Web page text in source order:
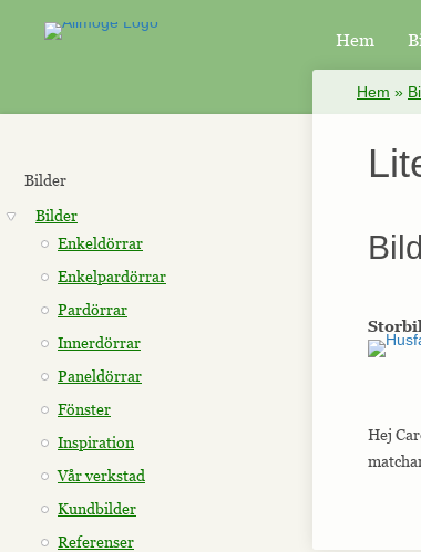
Hem
Bilder
Bilder
Enkeldörrar
Enkelpardörrar
Pardörrar
Innerdörrar
Paneldörrar
Fönster
Inspiration
Vår verkstad
Kundbilder
Referenser
Hem »
Hej